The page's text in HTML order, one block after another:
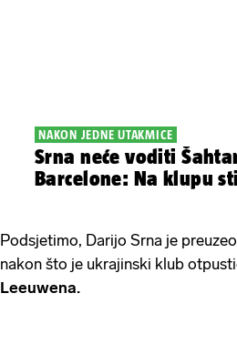
NAKON JEDNE UTAKMICE
Srna neće voditi
Barcelone: Na klupu
Podsjetimo, Darijo Srna je
nakon što je ukrajinski klub
Leeuwena.